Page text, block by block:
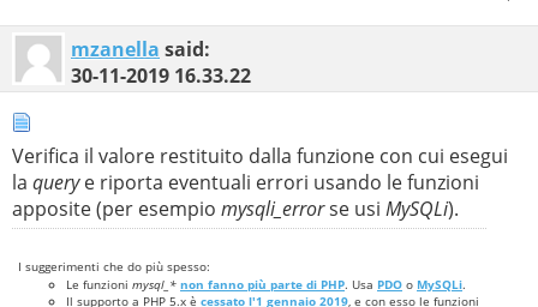
mzanella said:
30-11-2019 16.33.22
Verifica il valore restituito dalla funzione con cui esegui
la querye riporta eventuali errori usando le funzioni
apposite (per esempio mysqli_errorse usi MySQLi).
I suggerimenti che do più spesso:
Le funzioni mysql_* non fanno più parte di PHP. Usa PDO o MySQLi.
Il supporto a PHP 5.x è cessato l'1 gennaio 2019 , e con esso le funzioni